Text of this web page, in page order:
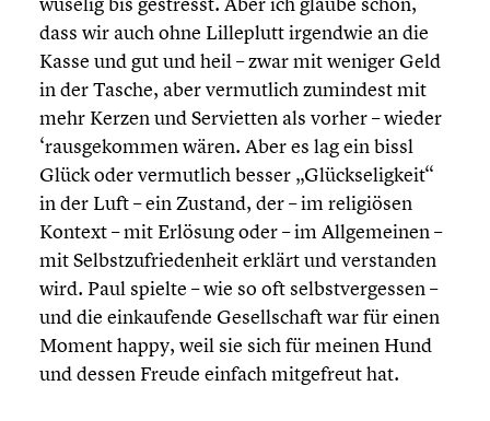
dass wir auch ohne Lille­plutt irgendwie an die
Kasse und gut und heil – zwar mit weniger Geld
in der Tasche, aber vermut­lich zumindest mit
mehr Kerzen und Servi­et­ten als vorher – wieder
‘rausge­kom­men wären. Aber es lag ein bissl
Glück oder vermut­lich besser „Glück­se­lig­keit“
in der Luft – ein Zustand, der – im religiö­sen
Kontext – mit Erlösung oder – im Allge­mei­nen –
mit Selbst­zu­frie­den­heit erklärt und verstan­den
wird. Paul spielte – wie so oft selbst­ver­ges­sen –
und die einkau­fende Gesell­schaft war für einen
Moment happy, weil sie sich für meinen Hund
und dessen Freude einfach mitge­freut hat.